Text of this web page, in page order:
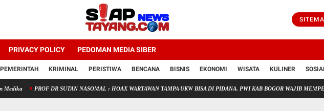
PRIVACY POLICY PEDOMAN MEDIA SIBER
PEMERINTAH KRIMINAL PERISTIWA BENCANA BISNIS EKONOMI WISATA KULINER
PROF DR SUTAN NASOMAL : HOAX WARTAWAN TAMPA UKW BISA DI PIDANA. PWI KAB BOGOR WAJIB